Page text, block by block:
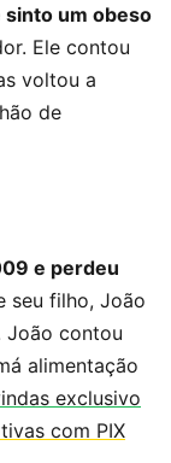
sinto um obeso
Ele contou
voltou a
de
e perdeu
seu filho, João
João contou
alimentação
exclusivo
com PIX